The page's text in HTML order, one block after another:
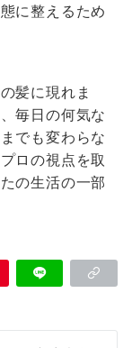
に整えるため
髪に現れま
毎日の何気な
でも変わらな
ロの視点を取
の生活の一部